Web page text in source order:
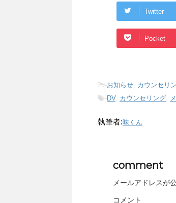
Twitter
Pocket
-お知らせ, カウンセリ
-DV, カウンセリング,
執筆者:味くん
comment
メールアドレスが
コメント